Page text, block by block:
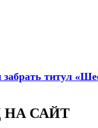
забрать титул
САЙТ